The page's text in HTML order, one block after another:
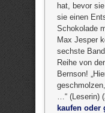
hat, bevor
sie einen
Schokolade
Max Jesper
sechste
Reihe von
Bernson!
…“ (Leserin)
kaufen oder